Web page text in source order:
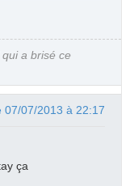
a brisé ce
07/07/2013 à 22:17
ça